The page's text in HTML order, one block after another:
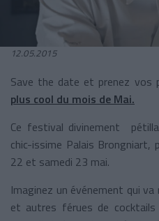
12.05.2015
Save the date et prenez vos
plus cool du mois de Mai.
Ce festival divinement
chic-issime Palais Brongniart,
22 et samedi 23 mai.
Imaginez un événement qui
et autres férues de